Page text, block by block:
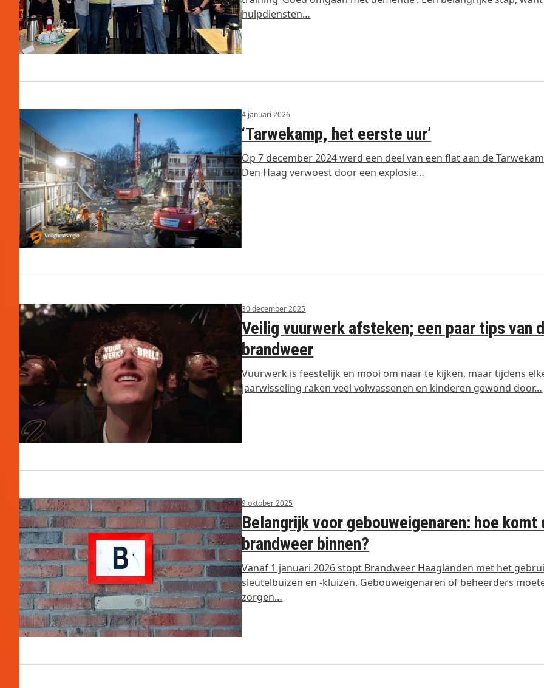
hulpdiensten…
4 januari 2026
‘Tarwekamp, het eerste uur’
Op 7 december 2024 werd een deel van een flat aan de
Den Haag verwoest door een explosie…
30 december 2025
Veilig vuurwerk afsteken; een paar tips van
brandweer
Vuurwerk is feestelijk en mooi om naar te kijken, maar tijdens
jaarwisseling raken veel volwassenen en kinderen gewond door…
9 oktober 2025
Belangrijk voor gebouweigenaren: hoe komt
brandweer binnen?
Vanaf 1 januari 2026 stopt Brandweer Haaglanden met het
sleutelbuizen en -kluizen. Gebouweigenaren of beheerders
zorgen…